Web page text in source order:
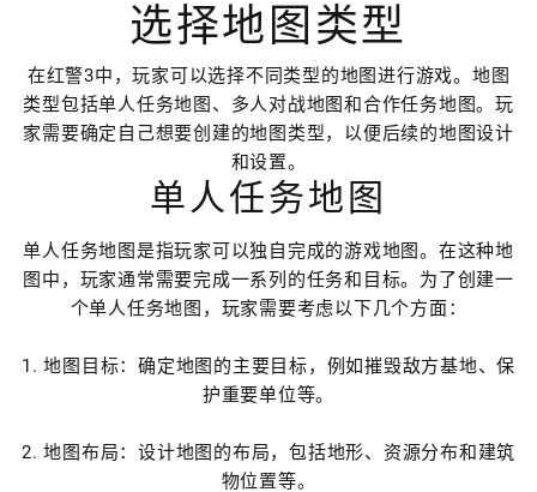
选择地图类型
在红警3中，玩家可以选择不同类型的地图进行游戏。地图
类型包括单人任务地图、多人对战地图和合作任务地图。玩
家需要确定自己想要创建的地图类型，以便后续的地图设计
和设置。
单人任务地图
单人任务地图是指玩家可以独自完成的游戏地图。在这种地
图中，玩家通常需要完成一系列的任务和目标。为了创建一
个单人任务地图，玩家需要考虑以下几个方面：
1. 地图目标：确定地图的主要目标，例如摧毁敌方基地、保
护重要单位等。
2. 地图布局：设计地图的布局，包括地形、资源分布和建筑
物位置等。